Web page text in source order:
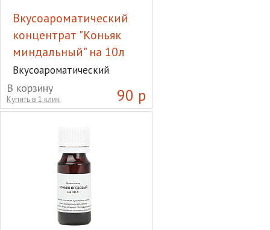
Вкусоароматический
концентрат "Коньяк
миндальный" на 10л
Вкусоароматический
концентрат "Коньяк
миндальный" на 10л
90 р
В корзину
Купить в 1 клик